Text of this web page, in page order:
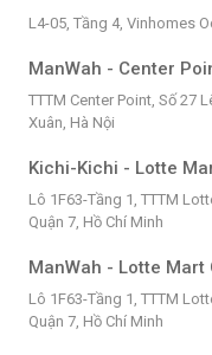
L4-05, Tầng 4, Vinhomes
ManWah - Center
TTTM Center Point, Số 27
Xuân, Hà Nội
Kichi-Kichi - Lotte
Lô 1F63-Tầng 1, TTTM
Quận 7, Hồ Chí Minh
ManWah - Lotte Mart
Lô 1F63-Tầng 1, TTTM
Quận 7, Hồ Chí Minh